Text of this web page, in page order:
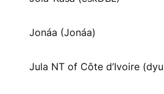
Jonáa (Jonáa)
Jula NT of Côte d’Ivoire